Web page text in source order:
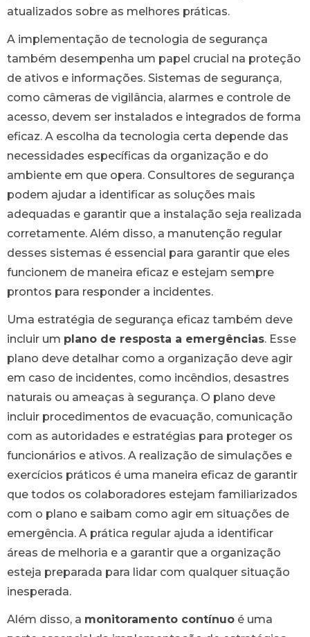
atualizados sobre as melhores práticas.
A implementação de tecnologia de segurança
também desempenha um papel crucial na proteção
de ativos e informações. Sistemas de segurança,
como câmeras de vigilância, alarmes e controle de
acesso, devem ser instalados e integrados de forma
eficaz. A escolha da tecnologia certa depende das
necessidades específicas da organização e do
ambiente em que opera. Consultores de segurança
podem ajudar a identificar as soluções mais
adequadas e garantir que a instalação seja realizada
corretamente. Além disso, a manutenção regular
desses sistemas é essencial para garantir que eles
funcionem de maneira eficaz e estejam sempre
prontos para responder a incidentes.
Uma estratégia de segurança eficaz também deve
incluir um plano de resposta a emergências. Esse
plano deve detalhar como a organização deve agir
em caso de incidentes, como incêndios, desastres
naturais ou ameaças à segurança. O plano deve
incluir procedimentos de evacuação, comunicação
com as autoridades e estratégias para proteger os
funcionários e ativos. A realização de simulações e
exercícios práticos é uma maneira eficaz de garantir
que todos os colaboradores estejam familiarizados
com o plano e saibam como agir em situações de
emergência. A prática regular ajuda a identificar
áreas de melhoria e a garantir que a organização
esteja preparada para lidar com qualquer situação
inesperada.
Além disso, a monitoramento contínuo é uma